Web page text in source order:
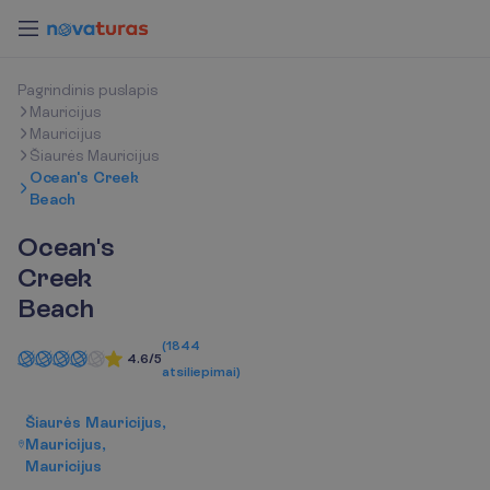
Pagrindinis puslapis
Mauricijus
Mauricijus
Šiaurės Mauricijus
Ocean's Creek
Beach
Ocean's
Creek
Beach
4.6/5
(1844
atsiliepimai)
Šiaurės Mauricijus,
Mauricijus,
Mauricijus